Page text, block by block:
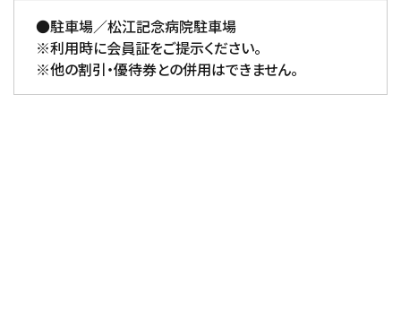
●駐車場／松江記念病院駐車場
※利用時に会員証をご提示ください。
※他の割引・優待券との併用はできません。